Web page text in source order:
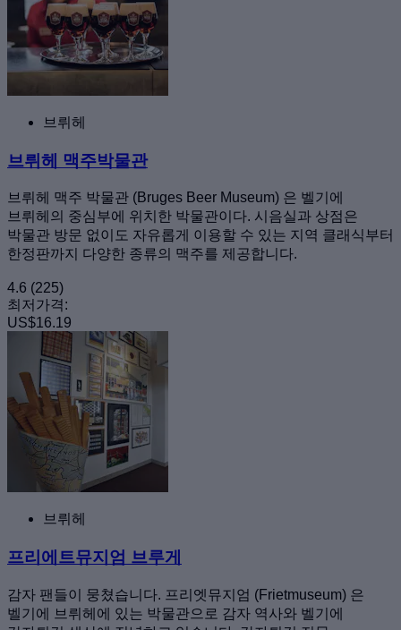
브뤼헤
브뤼헤 맥주박물관
브뤼헤 맥주 박물관 (Bruges Beer Museum) 은 벨기에
브뤼헤의 중심부에 위치한 박물관이다. 시음실과 상점은
박물관 방문 없이도 자유롭게 이용할 수 있는 지역 클래식부터
한정판까지 다양한 종류의 맥주를 제공합니다.
4.6 (225)
최저가격:
US$16.19
브뤼헤
프리에트뮤지엄 브루게
감자 팬들이 뭉쳤습니다. 프리엣뮤지엄 (Frietmuseum) 은
벨기에 브뤼헤에 있는 박물관으로 감자 역사와 벨기에